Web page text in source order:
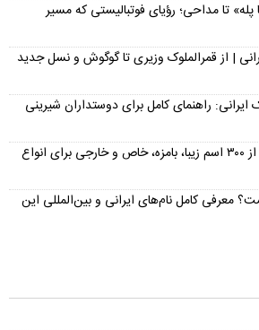
پله» تا مداحی؛ رؤیای فوتبالیستی که مسیر
| از قمرالملوک وزیری تا گوگوش و نسل جدید
راهنمای کامل برای دوستداران شیرینی
اسم برای طوطی | بیش از ۳۰۰ اسم زیبا، بامزه، خاص و خارجی برای انواع
معرفی کامل نام‌های ایرانی و بین‌المللی این